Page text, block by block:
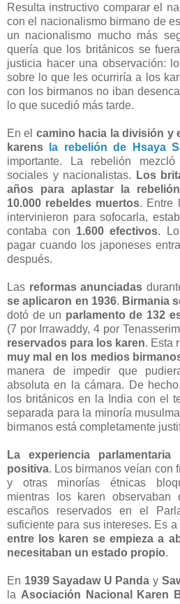
Resulta instructivo comparar el
con el nacionalismo birmano de
un nacionalismo mucho más
quería que los británicos se
justicia hacer una observación:
sobre lo que les ocurriría a los
con los birmanos no iban
lo que sucedió más tarde.
En el camino hacia la división y
karens
la rebelión de Hsaya
importante. La rebelión mezcló
sociales y nacionalistas.
Los
años para aplastar la rebelión
10.000 rebeldes muertos. Entre
intervinieron para sofocarla,
contaba con 1.600 efectivos.
pagar cuando los japoneses
después.
Las reformas anunciadas
se aplicaron en 1936. Birmania
dotó de un parlamento de 132
(7 por Irrawaddy, 4 por
reservados para los karen. Esta
muy mal en los medios
manera de impedir que
absoluta en la cámara. De
los británicos en la India con el
separada para la minoría
birmanos está completamente
La experiencia
positiva. Los birmanos veían con
y otras minorías étnicas
mientras los karen observaban
escaños reservados en el
suficiente para sus intereses. Es a
entre los karen se empieza a
necesitaban un estado propio.
En 1939 Sayadaw U Panda y
la Asociación Nacional Karen